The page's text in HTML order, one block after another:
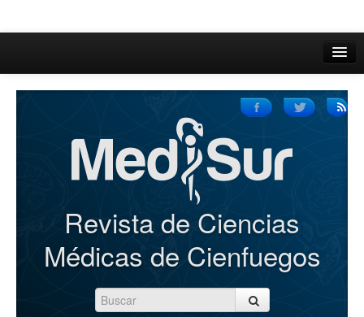
Inicio
Iniciar sesión
Registrarse
Revista de Ciencias
Médicas de Cienfuegos